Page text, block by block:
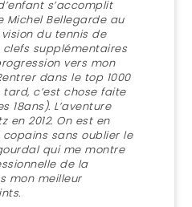
s’accomplit
Michel Bellegarde au
du tennis de
supplémentaires
vers mon
dans le top 1000
c’est chose faite
18ans). L’aventure
en 2012. On est en
sans oublier le
qui me montre
de la
mon meilleur